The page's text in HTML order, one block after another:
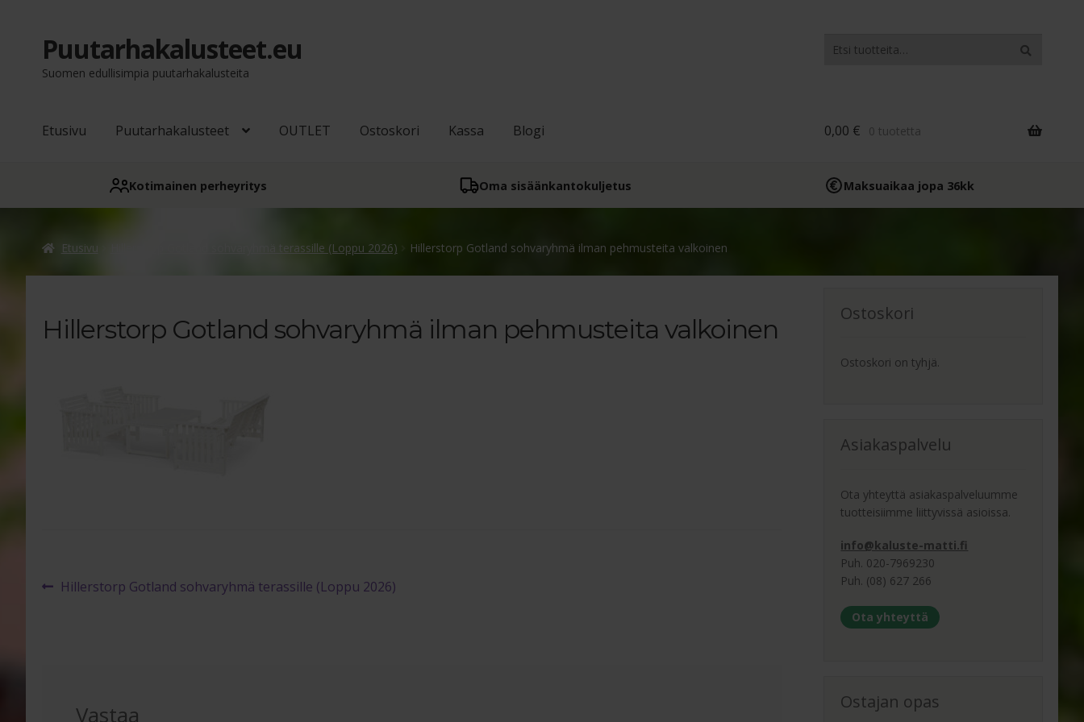
Siirry
navigointiin
Siirry
sisältöön
Puutarhakalusteet.eu
Suomen edullisimpia puutarhakalusteita
Haku
Etusivu Puutarhakalusteet OUTLET Ostoskori Kassa Blogi 0,00 € 0 tuotetta
Kotimainen perheyritys Oma sisään­kantokuljetus Maksuaikaa jopa 36kk
Etusivu Hillerstorp Gotland sohvaryhmä terassille (Loppu 2026) Hillerstorp Gotland sohvaryhmä ilman pehmusteita valkoinen
Hillerstorp Gotland sohvaryhmä ilman pehmusteita valkoinen
Artikkelien
Edellinen
Hillerstorp Gotland sohvaryhmä terassille (Loppu 2026)
Vastaa
Ostoskori
Ostoskori on tyhjä.
Asiakaspalvelu
Ota yhteyttä asiakaspalveluumme
tuotteisiimme liittyvissä asioissa.
info@kaluste-matti.fi
Puh. 020-7969230
Puh. (08) 627 266
Ota yhteyttä
Ostajan opas